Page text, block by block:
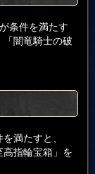
条件を満たす
闇竜騎士の破
満たすと、
高指輪宝箱」を